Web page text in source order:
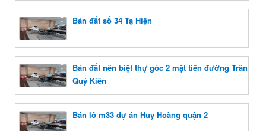
Bán đất số 34 Tạ Hiện
Bán đất nền biệt thự góc 2 mặt tiền đường Trần
Quý Kiên
Bán lô m33 dự án Huy Hoàng quận 2